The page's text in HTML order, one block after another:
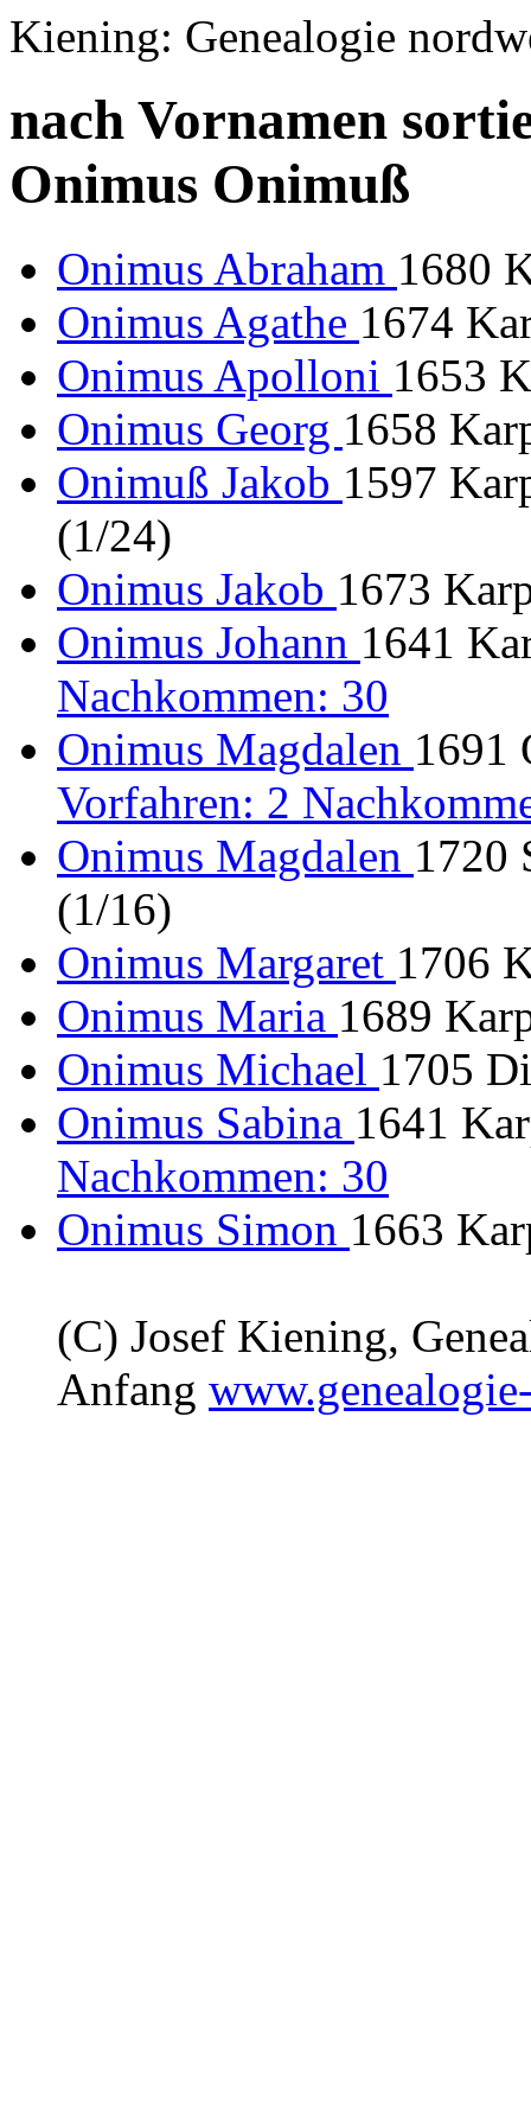
Kiening: Genealogie
nach Vornamen
Onimus Onimuß
Onimus Abraham 1680
Onimus Agathe 1674
Onimus Apolloni 1653
Onimus Georg 1658
Onimuß Jakob 1597
(1/24)
Onimus Jakob 1673
Onimus Johann 1641
Nachkommen: 30
Onimus Magdalen 1691
Vorfahren: 2
Onimus Magdalen 1720
(1/16)
Onimus Margaret 1706
Onimus Maria 1689
Onimus Michael 1705
Onimus Sabina 1641
Nachkommen: 30
Onimus Simon 1663
(C) Josef Kiening,
Anfang